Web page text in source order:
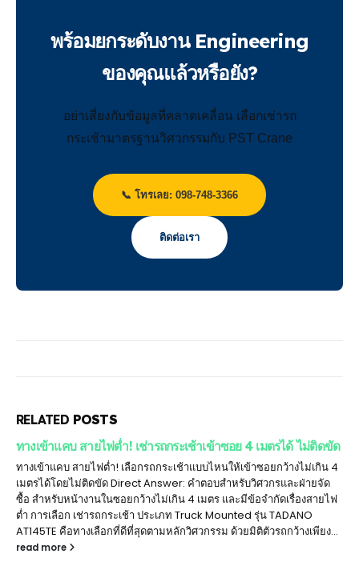
พร้อมยกระดับงาน Engineering
ของคุณแล้วหรือยัง?
อย่าเสี่ยงกับข้อมูลที่คลาดเคลื่อน เลือกเช่ารถ
กระเช้ามาตรฐานวิศวกรรมกับ PST Crane
📞 โทรเลย: 098-748-3366
ติดต่อเรา
RELATED POSTS
ทางเข้าแคบ สายไฟต่ำ! เช่ารถกระเช้าเข้าซอย 4 เมตรได้ ไม่ติดขัด
ทางเข้าแคบ สายไฟต่ำ! เลือกรถกระเช้าแบบไหนให้เข้าซอยกว้างไม่เกิน 4
เมตรได้โดยไม่ติดขัด Direct Answer: คำตอบสำหรับวิศวกรและฝ่ายจัด
ซื้อ สำหรับหน้างานในซอยกว้างไม่เกิน 4 เมตร และมีข้อจำกัดเรื่องสายไฟ
ต่ำ การเลือก เช่ารถกระเช้า ประเภท Truck Mounted รุ่น TADANO
AT145TE คือทางเลือกที่ดีที่สุดตามหลักวิศวกรรม ด้วยมิติตัวรถกว้างเพียง...
read more